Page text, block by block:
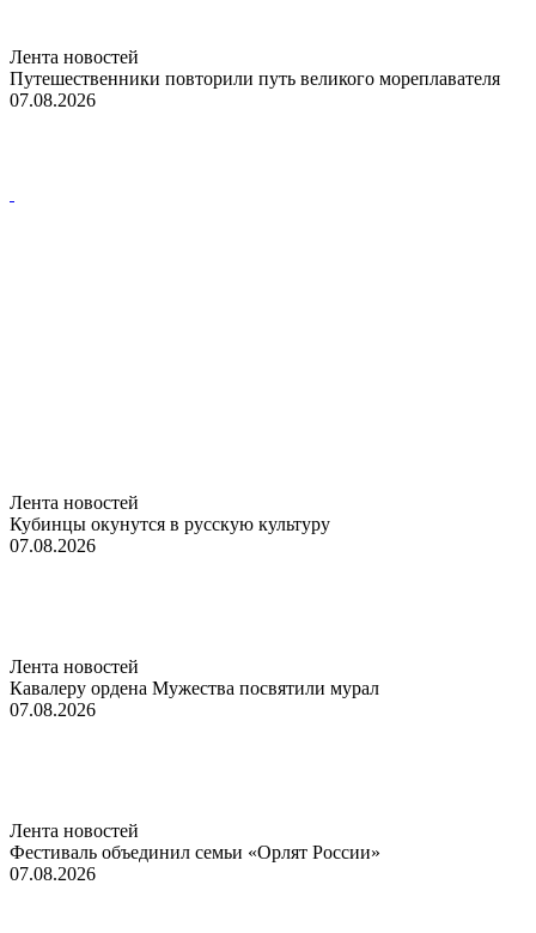
Лента новостей
Путешественники повторили путь великого мореплавателя
07.08.2026
Лента новостей
Кубинцы окунутся в русскую культуру
07.08.2026
Лента новостей
Кавалеру ордена Мужества посвятили мурал
07.08.2026
Лента новостей
Фестиваль объединил семьи «Орлят России»
07.08.2026